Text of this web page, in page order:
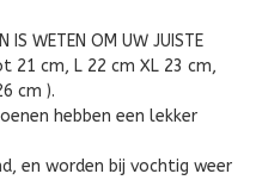
IS WETEN OM UW JUISTE
21 cm, L 22 cm XL 23 cm,
cm ).
hebben een lekker
en worden bij vochtig weer